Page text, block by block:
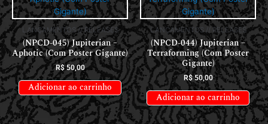
LANÇAMENTOS // RELEASES
(NPCD-045) Jupiterian –
Aphotic (Com Poster Gigante)
R$50,00
Adicionar ao carrinho
LANÇAMENTOS // RELEASES
(NPCD-044) Jupiterian –
Terraforming (Com Poster
Gigante)
R$50,00
Adicionar ao carrinho